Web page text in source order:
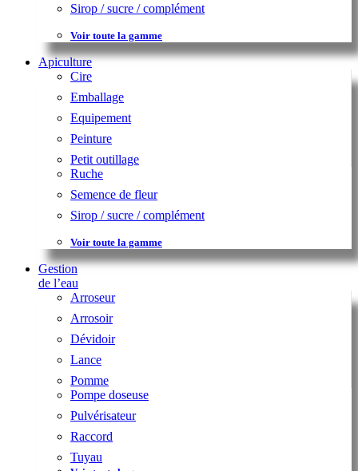
Sirop / sucre / complément
Voir toute la gamme
Apiculture
Cire
Emballage
Equipement
Peinture
Petit outillage
Ruche
Semence de fleur
Sirop / sucre / complément
Voir toute la gamme
Gestion
de l’eau
Arroseur
Arrosoir
Dévidoir
Lance
Pomme
Pompe doseuse
Pulvérisateur
Raccord
Tuyau